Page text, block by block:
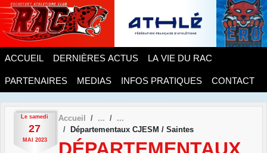
ACCUEIL DERNIÈRES ACTUS LA VIE DU RAC
PARTENAIRES MEDIAS INFOS PRATIQUES CONTACT
Le samedi
27
MAI 2023
Accueil
Départementaux CJESM / Saintes
Panneau de gestion des cookies